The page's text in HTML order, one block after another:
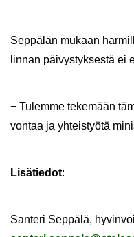
Sep­pä­län mu­kaan
lin­nan päi­vys­tyk­ses­tä ei
− Tu­lem­me te­ke­mään
von­taa ja yh­teis­työ­tä
Li­sä­tie­dot:
San­te­ri Sep­pä­lä,